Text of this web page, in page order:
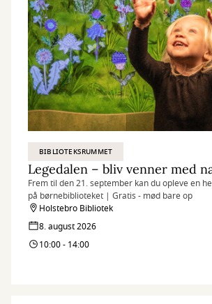
BIBLIOTEKSRUMMET
Legedalen – bliv venner med
Frem til den 21. september kan du opleve en
på børnebiblioteket | Gratis - mød bare op
Holstebro Bibliotek
8. august 2026
10:00 - 14:00